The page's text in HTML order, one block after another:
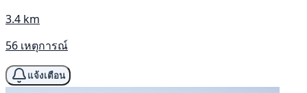
3.4 km
56 เหตุการณ์
แจ้งเตือน